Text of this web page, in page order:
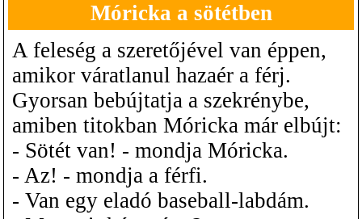
Móricka a sötétben
A feleség a szeretőjével van éppen,
amikor váratlanul hazaér a férj.
Gyorsan bebújtatja a szekrénybe,
amiben titokban Móricka már elbújt:
- Sötét van! - mondja Móricka.
- Az! - mondja a férfi.
- Van egy eladó baseball-labdám.